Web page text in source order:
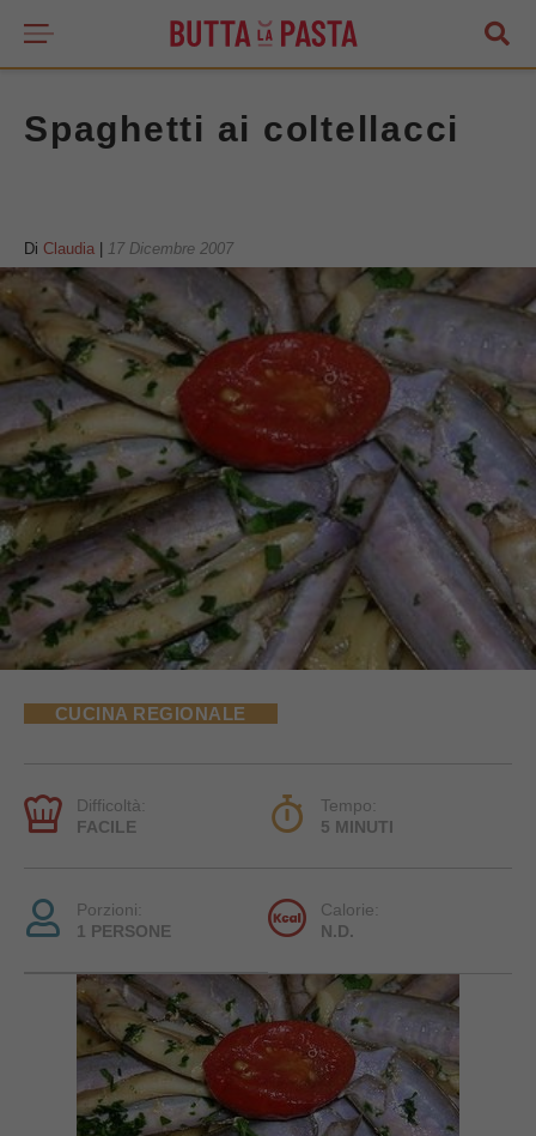
Spaghetti ai coltellacci
Di Claudia 17 Dicembre 2007
CUCINA REGIONALE
Difficoltà:
FACILE
Tempo:
5 MINUTI
Porzioni:
1 PERSONE
Calorie:
N.D.